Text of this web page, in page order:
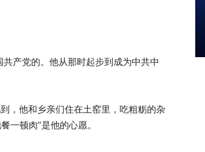
产党的。他从那时起步到成为中共中
，他和乡亲们住在土窑里，吃粗粝的杂
一顿肉”是他的心愿。